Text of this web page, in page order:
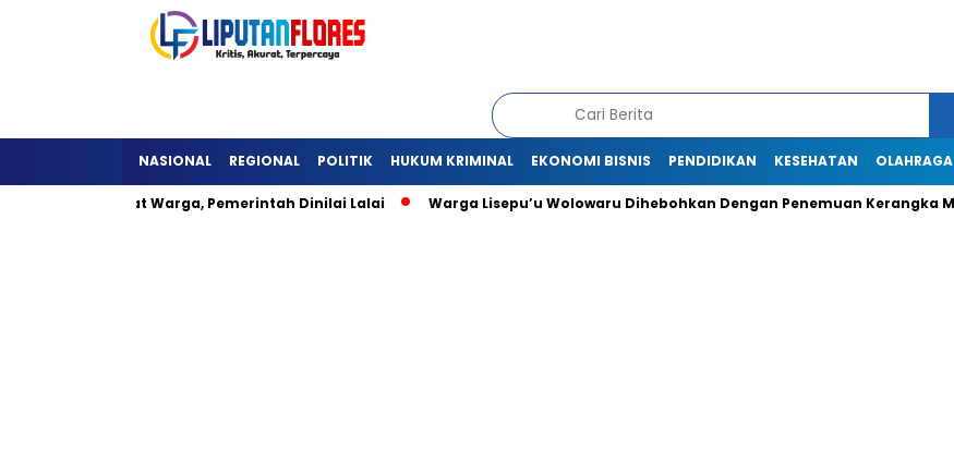
NASIONAL REGIONAL POLITIK HUKUM KRIMINAL EKONOMI BISNIS PENDIDIKAN KESEHATAN OLAHRAGA
Hambat Warga, Pemerintah Dinilai Lalai Warga Lisepu’u Wolowaru Dihebohkan Dengan Penemuan Kerangka Manusia